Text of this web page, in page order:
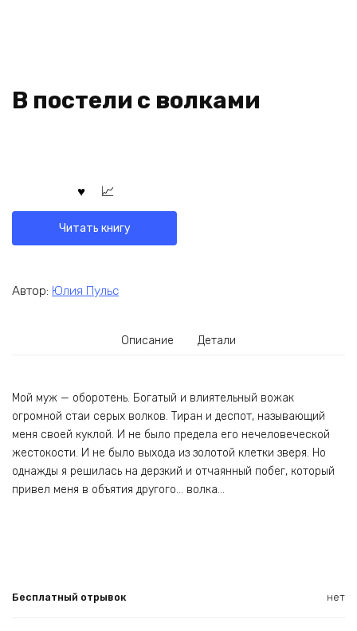
В постели с волками
Читать книгу
Автор: Юлия Пульс
Описание Детали
Мой муж — оборотень. Богатый и влиятельный вожак
огромной стаи серых волков. Тиран и деспот, называющий
меня своей куклой. И не было предела его нечеловеческой
жестокости. И не было выхода из золотой клетки зверя. Но
однажды я решилась на дерзкий и отчаянный побег, который
привел меня в объятия другого… волка…
Бесплатный отрывок нет